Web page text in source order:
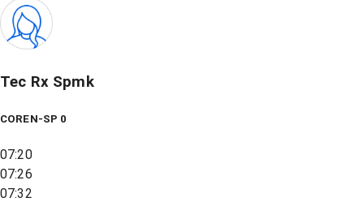
Tec Rx Spmk
COREN-SP 0
07:20
07:26
07:32